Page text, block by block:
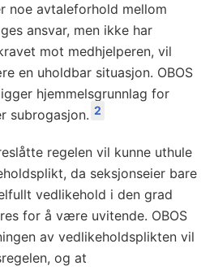
noe avtaleforhold mellom
ansvar, men ikke har
mot medhjelperen, vil
en uholdbar situasjon. OBOS
hjemmelsgrunnlag for
subrogasjon. 2
regelen vil kunne uthule
da seksjonseier bare
vedlikehold i den grad
for å være uvitende. OBOS
av vedlikeholdsplikten vil
og at